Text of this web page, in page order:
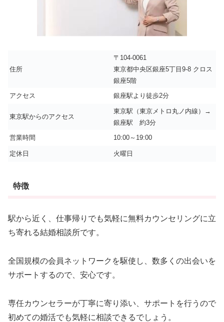
住所
〒104-0061
東京都中央区銀座5丁目9-8 クロス
銀座5階
アクセス
銀座駅より徒歩2分
東京駅からのアクセス
東京駅（東京メトロ丸ノ内線）→
銀座駅 約3分
営業時間
10:00～19:00
定休日 火曜日
特徴
駅から近く、仕事帰りでも気軽に無料カウンセリングに立
ち寄れる結婚相談所です。
全国規模の会員ネットワークを駆使し、数多くの出会いを
サポートするので、安心です。
専任カウンセラーが丁寧に寄り添い、サポートを行うので
初めての婚活でも気軽に相談できるでしょう。